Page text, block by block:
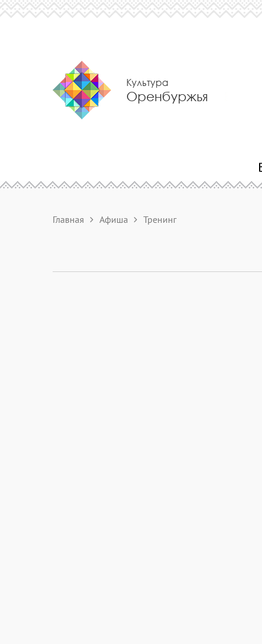
Культура
Оренбуржья
Главная Афиша Тренинг